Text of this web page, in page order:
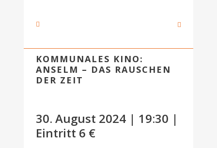
KOMMUNALES KINO:
ANSELM – DAS RAUSCHEN
DER ZEIT
30. August 2024 | 19:30 |
Eintritt 6 €